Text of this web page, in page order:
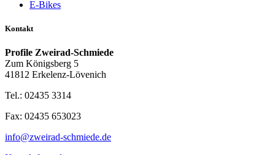
E-Bikes
Kontakt
Profile Zweirad-Schmiede
Zum Königsberg 5
41812 Erkelenz-Lövenich
Tel.: 02435 3314
Fax: 02435 653023
info@zweirad-schmiede.de